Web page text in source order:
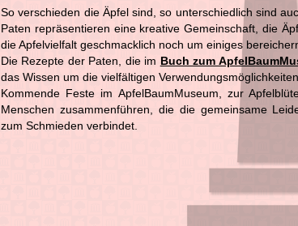
So verschieden die Äpfel sind, so unterschiedlich sind
Paten repräsentieren eine kreative Gemeinschaft, die
die Apfelvielfalt geschmacklich noch um einiges
Die Rezepte der Paten, die im Buch zum
das Wissen um die vielfältigen
Kommende Feste im ApfelBaumMuseum, zur
Menschen zusammenführen, die die gemeinsame
zum Schmieden verbindet.